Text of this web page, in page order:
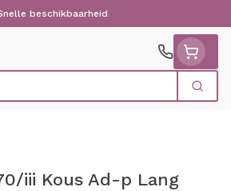
beschikbaarheid
Zoek
iii Kous Ad-p Lang